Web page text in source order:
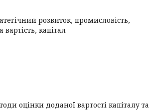
розвиток, промисловість,
капітал
оцінки доданої вартості капіталу та